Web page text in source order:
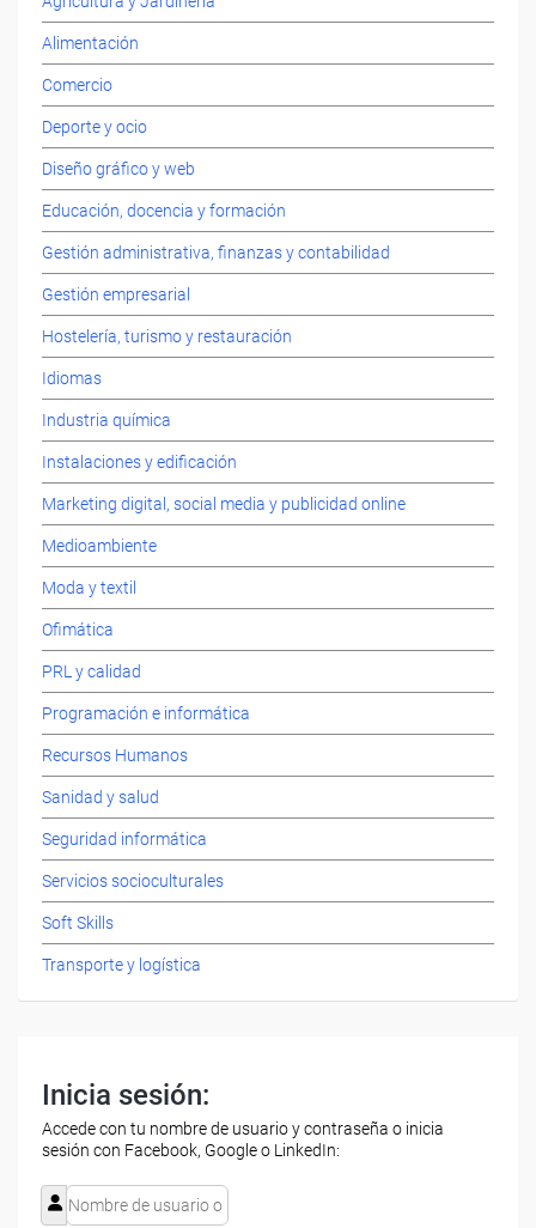
Alimentación
Comercio
Deporte y ocio
Diseño gráfico y web
Educación, docencia y formación
Gestión administrativa, finanzas y contabilidad
Gestión empresarial
Hostelería, turismo y restauración
Idiomas
Industria química
Instalaciones y edificación
Marketing digital, social media y publicidad online
Medioambiente
Moda y textil
Ofimática
PRL y calidad
Programación e informática
Recursos Humanos
Sanidad y salud
Seguridad informática
Servicios socioculturales
Soft Skills
Transporte y logística
Inicia sesión:
Accede con tu nombre de usuario y contraseña o inicia
sesión con Facebook, Google o LinkedIn: